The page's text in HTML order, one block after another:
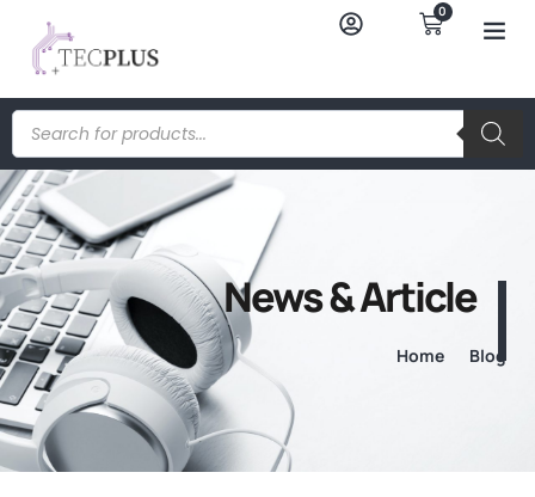
0
News & Article
Home Blog